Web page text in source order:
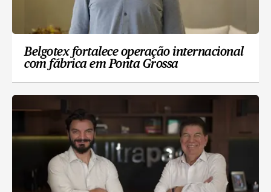
Belgotex fortalece operação internacional
com fábrica em Ponta Grossa